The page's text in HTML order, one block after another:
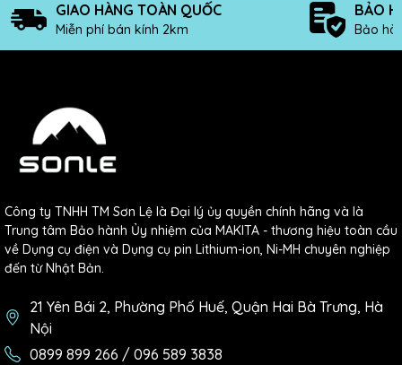
GIAO HÀNG TOÀN QUỐC
Miễn phí bán kính 2km
BẢO
Bảo
Công ty TNHH TM Sơn Lệ là Đại lý ủy quyền chính hãng và là
Trung tâm Bảo hành Ủy nhiệm của MAKITA - thương hiệu toàn cầu
về Dụng cụ điện và Dụng cụ pin Lithium-ion, Ni-MH chuyên nghiệp
đến từ Nhật Bản.
21 Yên Bái 2, Phường Phố Huế, Quận Hai Bà Trưng, Hà
Nội
0899 899 266 / 096 589 3838